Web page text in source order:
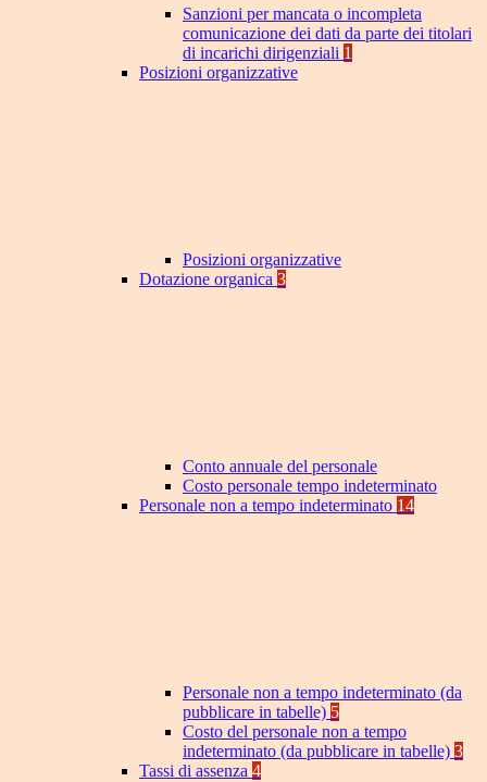
Sanzioni per mancata o incompleta
comunicazione dei dati da parte dei titolari
di incarichi dirigenziali 1
Posizioni organizzative
Posizioni organizzative
Dotazione organica 3
Conto annuale del personale
Costo personale tempo indeterminato
Personale non a tempo indeterminato 14
Personale non a tempo indeterminato (da
pubblicare in tabelle) 5
Costo del personale non a tempo
indeterminato (da pubblicare in tabelle) 3
Tassi di assenza 4